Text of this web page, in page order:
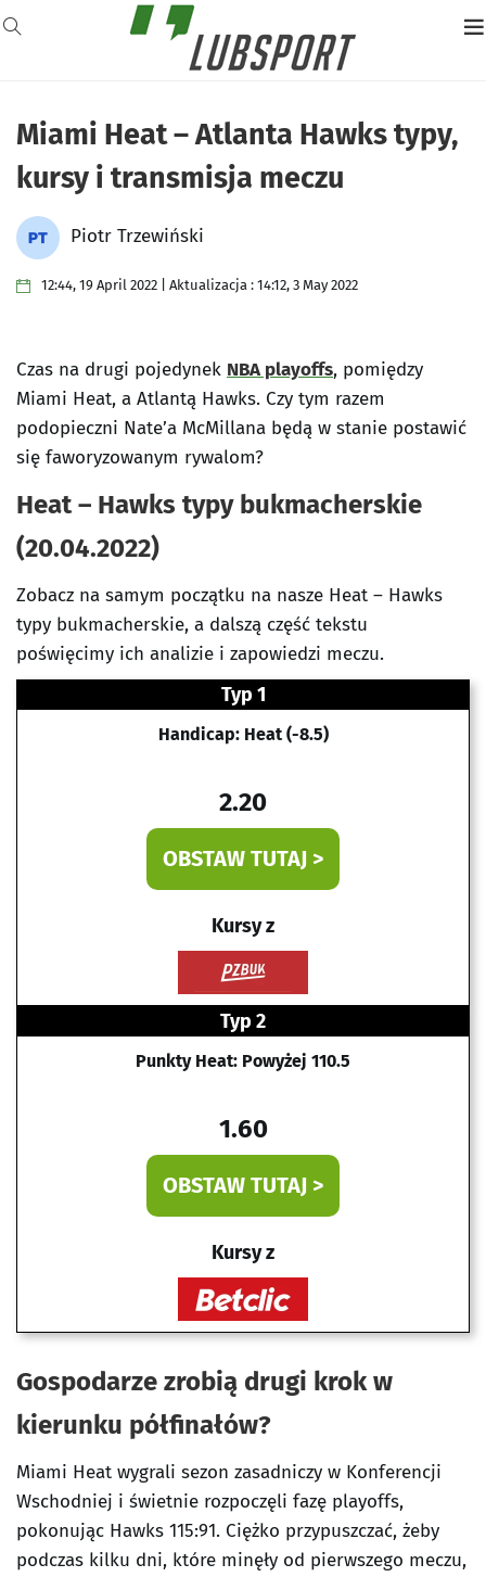
Miami Heat – Atlanta Hawks typy,
kursy i transmisja meczu
Piotr Trzewiński
12:44, 19 April 2022 | Aktualizacja : 14:12, 3 May 2022
Czas na drugi pojedynek NBA playoffs, pomiędzy
Miami Heat, a Atlantą Hawks. Czy tym razem
podopieczni Nate’a McMillana będą w stanie postawić
się faworyzowanym rywalom?
Heat – Hawks typy bukmacherskie
(20.04.2022)
Zobacz na samym początku na nasze Heat – Hawks
typy bukmacherskie, a dalszą część tekstu
poświęcimy ich analizie i zapowiedzi meczu.
Typ 1
Handicap: Heat (-8.5)
2.20
OBSTAW TUTAJ >
Kursy z
Typ 2
Punkty Heat: Powyżej 110.5
1.60
OBSTAW TUTAJ >
Kursy z
Gospodarze zrobią drugi krok w
kierunku półfinałów?
Miami Heat wygrali sezon zasadniczy w Konferencji
Wschodniej i świetnie rozpoczęli fazę playoffs,
pokonując Hawks 115:91. Ciężko przypuszczać, żeby
podczas kilku dni, które minęły od pierwszego meczu,